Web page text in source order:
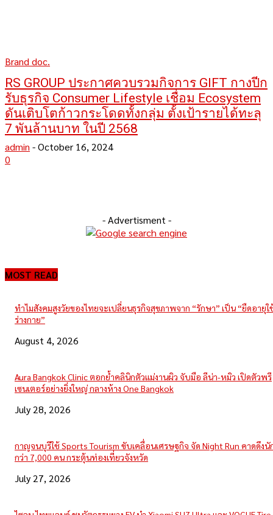
Brand doc.
RS GROUP ประกาศควบรวมกิจการ GIFT กางปีก
รับธุรกิจ Consumer Lifestyle เชื่อม Ecosystem
ดันเติบโตก้าวกระโดดทั้งกลุ่ม ตั้งเป้ารายได้ทะลุ
7 พันล้านบาท ในปี 2568
admin -October 16, 2024
0
- Advertisment -
MOST READ
ทำไมสังคมสูงวัยของไทยจะเปลี่ยนธุรกิจสุขภาพจาก “รักษา” เป็น “ยืดอายุใ
ร่างกาย”
August 4, 2026
Aura Bangkok Clinic ตอกย้ำคลินิกตัวแม่งานผิว จับมือ ลีน่า-หมิว เปิดตัวพรี
เซนเตอร์อย่างยิ่งใหญ่ กลางห้าง One Bangkok
July 28, 2026
กาญจนบุรีใช้ Sports Tourism ขับเคลื่อนเศรษฐกิจ จัด Night Run คาดดึงนั
กว่า 7,000 คน กระตุ้นท่องเที่ยวจังหวัด
July 27, 2026